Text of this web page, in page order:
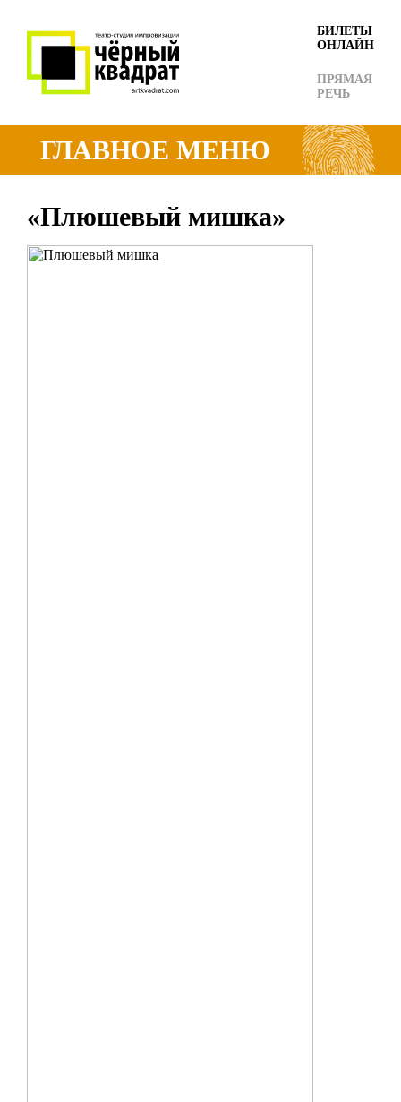
БИЛЕТЫ
ОНЛАЙН
ПРЯМАЯ
РЕЧЬ
ГЛАВНОЕ МЕНЮ
«Плюшевый мишка»